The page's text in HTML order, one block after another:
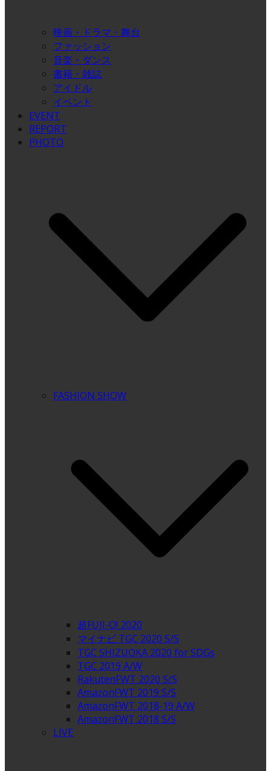
映画・ドラマ・舞台
ファッション
音楽・ダンス
書籍・雑誌
アイドル
イベント
EVENT
REPORT
PHOTO
FASHION SHOW
超FUJI-Q! 2020
マイナビ TGC 2020 S/S
TGC SHIZUOKA 2020 for SDGs
TGC 2019 A/W
RakutenFWT 2020 S/S
AmazonFWT 2019 S/S
AmazonFWT 2018-19 A/W
AmazonFWT 2018 S/S
LIVE